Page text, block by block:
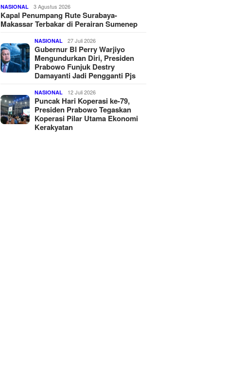
NASIONAL 3 Agustus 2026
Kapal Penumpang Rute Surabaya-
Makassar Terbakar di Perairan Sumenep
NASIONAL 27 Juli 2026
Gubernur BI Perry Warjiyo
Mengundurkan Diri, Presiden
Prabowo Funjuk Destry
Damayanti Jadi Pengganti Pjs
NASIONAL 12 Juli 2026
Puncak Hari Koperasi ke-79,
Presiden Prabowo Tegaskan
Koperasi Pilar Utama Ekonomi
Kerakyatan